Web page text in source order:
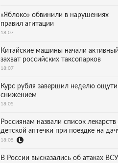
«Яблоко» обвинили в нарушениях
правил агитации
18:07
Китайские машины начали активный
захват российских таксопарков
18:07
Курс рубля завершил неделю
снижением
18:05
Россиянам назвали список лекарств
детской аптечки при поездке на
18:05
В России высказались об атаках